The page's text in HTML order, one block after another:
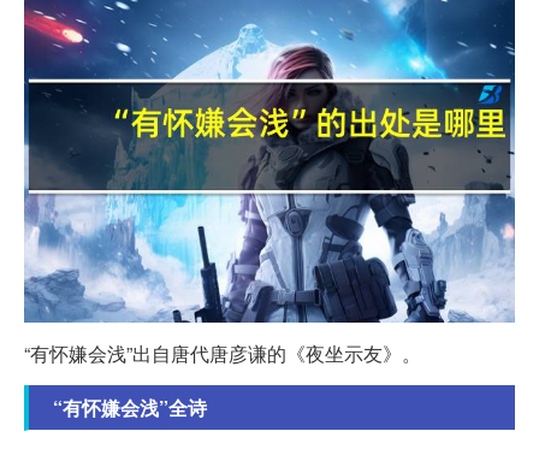
“有怀嫌会浅”出自唐代唐彦谦的《夜坐示友》。
“有怀嫌会浅”全诗